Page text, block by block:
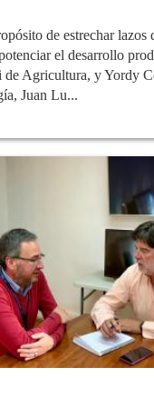
de estrechar lazos
el desarrollo
de Agricultura, y Yordy
Juan Lu...